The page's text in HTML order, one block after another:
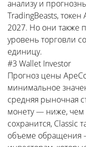
анализу и
TradingBeasts, токен
2027. Но они также
уровень торговли
единицу.
#3 Wallet Investor
Прогноз цены
минимальное
средняя рыночная
монету — ниже, чем
сохранится, Classic
объеме обращения